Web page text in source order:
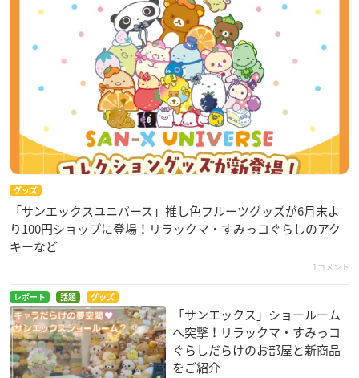
グッズ
「サンエックスユニバース」推し色フルーツグッズが6月末よ
り100円ショップに登場！リラックマ・すみっコぐらしのアク
キーなど
1コメント
レポート 話題 グッズ
「サンエックス」ショールーム
へ突撃！リラックマ・すみっコ
ぐらしだらけのお部屋と新商品
をご紹介